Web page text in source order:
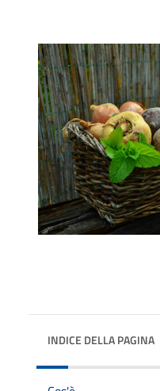
INDICE DELLA PAGINA